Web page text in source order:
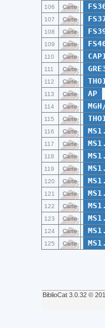
106 Carte
107 Carte
108 Carte
109 Carte
110 Carte
111 Carte
112 Carte
113 Carte AP
114 Carte
115 Carte
116 Carte
117 Carte
118 Carte
119 Carte
120 Carte
121 Carte
122 Carte
123 Carte
124 Carte
125 Carte
BiblioCat 3.0.32 ©